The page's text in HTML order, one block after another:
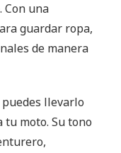
una
guardar ropa,
de manera
puedes llevarlo
moto. Su tono